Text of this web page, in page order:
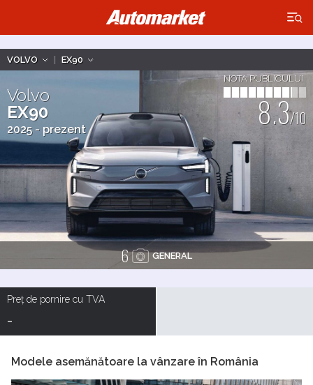
×
VOLVO | EX90
Volvo
EX90
2025 - prezent
NOTA PUBLICULUI
8.3/10
6 GENERAL
Preț de pornire cu TVA
-
Modele asemănătoare la vânzare în România